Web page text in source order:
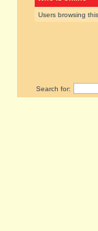
Users browsing
Search for: